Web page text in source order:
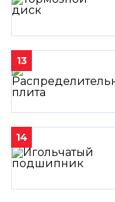
13
14